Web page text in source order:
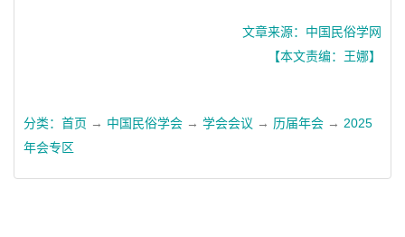
文章来源：中国民俗学网
【本文责编：王娜】
分类： 首页 → 中国民俗学会 → 学会会议 → 历届年会 → 2025
年会专区